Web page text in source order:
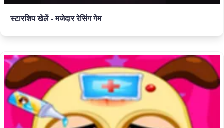
स्टारशिप खेलें - मजेदार रेसिंग गेम